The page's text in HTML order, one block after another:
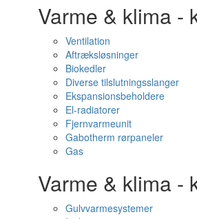
Varme & klima -
Ventilation
Aftræksløsninger
Biokedler
Diverse tilslutningsslanger
Ekspansionsbeholdere
El-radiatorer
Fjernvarmeunit
Gabotherm rørpaneler
Gas
Varme & klima -
Gulvvarmesystemer